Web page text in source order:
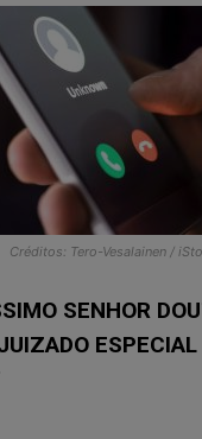
Créditos: Tero-Vesalainen /
SENHOR